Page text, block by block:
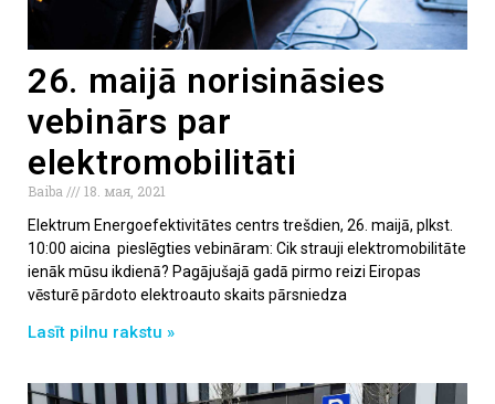
26. maijā norisināsies
vebinārs par
elektromobilitāti
Baiba
18. мая, 2021
Elektrum Energoefektivitātes centrs trešdien, 26. maijā, plkst.
10:00 aicina pieslēgties vebināram: Cik strauji elektromobilitāte
ienāk mūsu ikdienā? Pagājušajā gadā pirmo reizi Eiropas
vēsturē pārdoto elektroauto skaits pārsniedza
Lasīt pilnu rakstu »